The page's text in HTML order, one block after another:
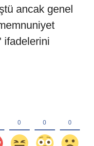
ancak genel
ifadelerini